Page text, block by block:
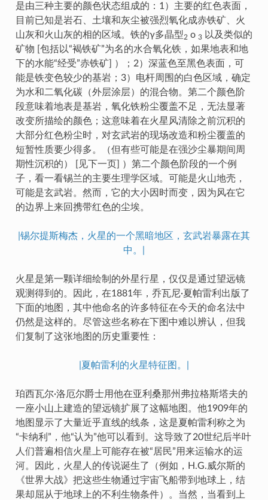
是由三种主要的颜色状态组成的：1）主要的红色表面，
目前已知是岩石、土壤和灰尘被强烈氧化成赤铁矿、火
山灰和火山灰的相的区域。铁的γ多晶型2 o 3 以及类似的
矿物 [包括以“褐铁矿”为名的水合氧化铁，如果地表和地
下的水能“经受”赤铁矿] ）；2）深蓝色至黑色表面，可
能是铁变色较少的基岩；3）电杆周围的白色区域，确定
为水和二氧化碳（外层涂层）的混合物。第二个颜色阶
段意味着地表是基岩，氧化铁粉尘覆盖不足，无法显著
改变所描绘的颜色；这意味着在火星风清除之前沉积的
大部分红色粉尘时，对玄武岩的现场改造和粉尘覆盖的
短暂性质要少得多。（但有些可能是在强沙尘暴期间周
期性沉积的） [见下一页] ）第二个颜色阶段的一个例
子，看一看锡兰的主要生理学区域。可能是火山地壳，
可能是玄武岩。然而，它的大小因时而变，因为风在它
的边界上来回携带红色的尘埃。
|锡尔提斯梅杰，火星的一个黑暗地区，玄武岩暴露在其
中。|
火星是第一颗详细绘制的外星行星，仅仅是通过望远镜
观测得到的。因此，在1881年，乔瓦尼·夏帕雷利出版了
下面的地图，其中他命名的许多特征在今天的命名法中
仍然是这样的。尽管这些名称在下图中难以辨认，但我
们复制了这张地图的历史重要性：
|夏帕雷利的火星特征图。|
珀西瓦尔·洛厄尔爵士用他在亚利桑那州弗拉格斯塔夫的
一座小山上建造的望远镜扩展了这幅地图。他1909年的
地图显示了大量近乎直线的线条，这是夏帕雷利称之为
“卡纳利”，他“认为”他可以看到。这导致了20世纪后半叶
人们普遍相信火星上可能存在被“居民”用来运输水的运
河。因此，火星人的传说诞生了（例如，H.G.威尔斯的
《世界大战》把这些生物通过宇宙飞船带到地球上，结
果却屈从于地球上的不利生物条件）。当然，当看到上